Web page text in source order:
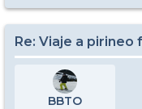
Re: Viaje a pirineo
BBTO